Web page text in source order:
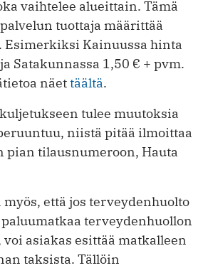
vaihtelee alueittain. Tämä
tuottaja määrittää
Kainuussa hinta
Satakunnassa 1,50 € + pvm.
näettäältä.
tulee muutoksia
niistä pitää ilmoittaa
pian tilausnumeroon, Hauta
myös, että jos terveydenhuolto
terveydenhuollon
asiakas esittää matkalleen
taksista. Tällöin